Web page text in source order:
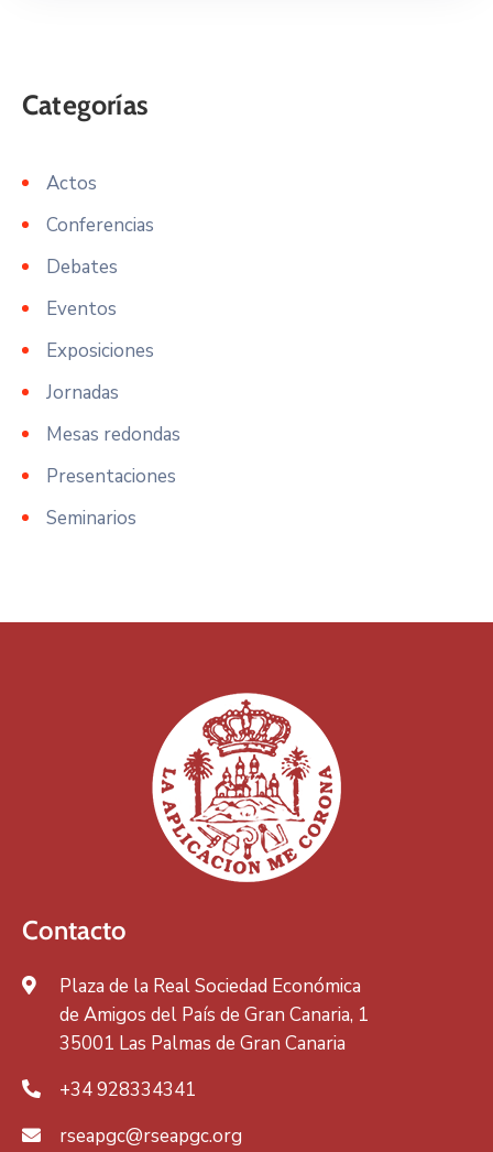
Actos
Conferencias
Debates
Eventos
Exposiciones
Jornadas
Mesas redondas
Presentaciones
Seminarios
Contacto
Plaza de la Real Sociedad Económica
de Amigos del País de Gran Canaria, 1
35001 Las Palmas de Gran Canaria
+34 928334341
rseapgc@rseapgc.org